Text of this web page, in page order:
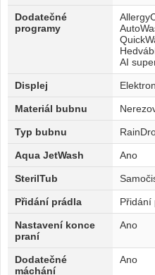
Dodatečné
programy
AI
Displej
Materiál bubnu
Typ bubnu
Aqua JetWash Ano
SterilTub
Přidání prádla Přidání
Nastavení konce
praní
Ano
Dodatečné
máchání
Ano